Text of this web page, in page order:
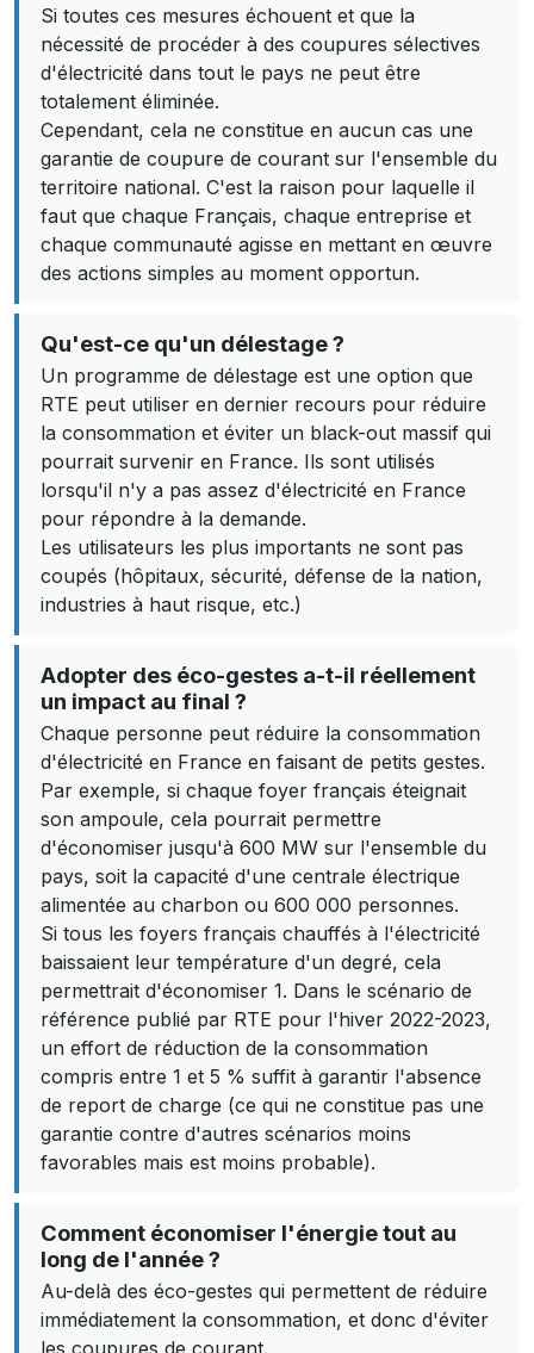
Si toutes ces mesures échouent et que la
nécessité de procéder à des coupures sélectives
d'électricité dans tout le pays ne peut être
totalement éliminée.
Cependant, cela ne constitue en aucun cas une
garantie de coupure de courant sur l'ensemble du
territoire national. C'est la raison pour laquelle il
faut que chaque Français, chaque entreprise et
chaque communauté agisse en mettant en œuvre
des actions simples au moment opportun.
Qu'est-ce qu'un délestage ?
Un programme de délestage est une option que
RTE peut utiliser en dernier recours pour réduire
la consommation et éviter un black-out massif qui
pourrait survenir en France. Ils sont utilisés
lorsqu'il n'y a pas assez d'électricité en France
pour répondre à la demande.
Les utilisateurs les plus importants ne sont pas
coupés (hôpitaux, sécurité, défense de la nation,
industries à haut risque, etc.)
Adopter des éco-gestes a-t-il réellement
un impact au final ?
Chaque personne peut réduire la consommation
d'électricité en France en faisant de petits gestes.
Par exemple, si chaque foyer français éteignait
son ampoule, cela pourrait permettre
d'économiser jusqu'à 600 MW sur l'ensemble du
pays, soit la capacité d'une centrale électrique
alimentée au charbon ou 600 000 personnes.
Si tous les foyers français chauffés à l'électricité
baissaient leur température d'un degré, cela
permettrait d'économiser 1. Dans le scénario de
référence publié par RTE pour l'hiver 2022-2023,
un effort de réduction de la consommation
compris entre 1 et 5 % suffit à garantir l'absence
de report de charge (ce qui ne constitue pas une
garantie contre d'autres scénarios moins
favorables mais est moins probable).
Comment économiser l'énergie tout au
long de l'année ?
Au-delà des éco-gestes qui permettent de réduire
immédiatement la consommation, et donc d'éviter